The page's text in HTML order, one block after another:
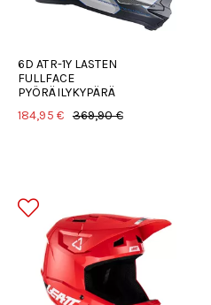
6D ATR-1Y LASTEN
FULLFACE
PYÖRÄILYKYPÄRÄ
184,95 € 369,90 €